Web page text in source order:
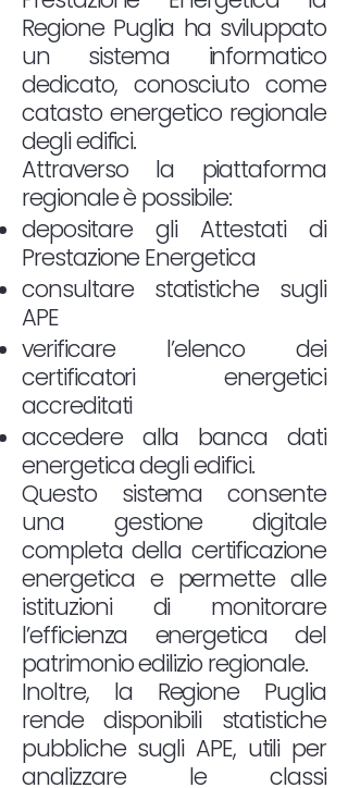
Regione Puglia ha sviluppato
un sistema informatico
dedicato, conosciuto come
catasto energetico regionale
degli edifici.
Attraverso la piattaforma
regionale è possibile:
depositare gli Attestati di
Prestazione Energetica
consultare statistiche sugli
APE
verificare l’elenco dei
certificatori energetici
accreditati
accedere alla banca dati
energetica degli edifici.
Questo sistema consente
una gestione digitale
completa della certificazione
energetica e permette alle
istituzioni di monitorare
l’efficienza energetica del
patrimonio edilizio regionale.
Inoltre, la Regione Puglia
rende disponibili statistiche
pubbliche sugli APE, utili per
analizzare le classi